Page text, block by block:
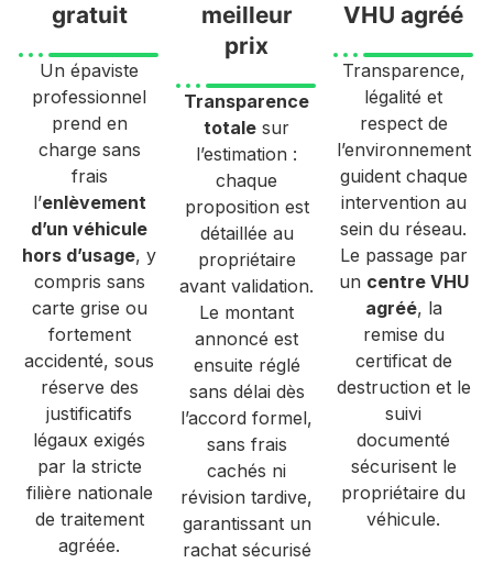
gratuit
Un épaviste
professionnel
prend en
charge sans
frais
l’enlèvement
d’un véhicule
hors d’usage, y
compris sans
carte grise ou
fortement
accidenté, sous
réserve des
justificatifs
légaux exigés
par la stricte
filière nationale
de traitement
agréée.
meilleur
prix
Transparence
totale sur
l’estimation :
chaque
proposition est
détaillée au
propriétaire
avant validation.
Le montant
annoncé est
ensuite réglé
sans délai dès
l’accord formel,
sans frais
cachés ni
révision tardive,
garantissant un
rachat sécurisé
VHU agréé
Transparence,
légalité et
respect de
l’environnement
guident chaque
intervention au
sein du réseau.
Le passage par
un centre VHU
agréé, la
remise du
certificat de
destruction et le
suivi
documenté
sécurisent le
propriétaire du
véhicule.